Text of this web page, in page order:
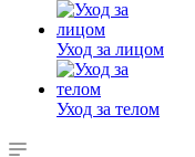
Уход за лицом
Уход за телом